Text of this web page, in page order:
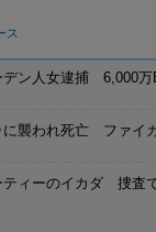
ス
デン人女逮捕 6,000万
に襲われ死亡 ファイ
ティーのイカダ 捜査